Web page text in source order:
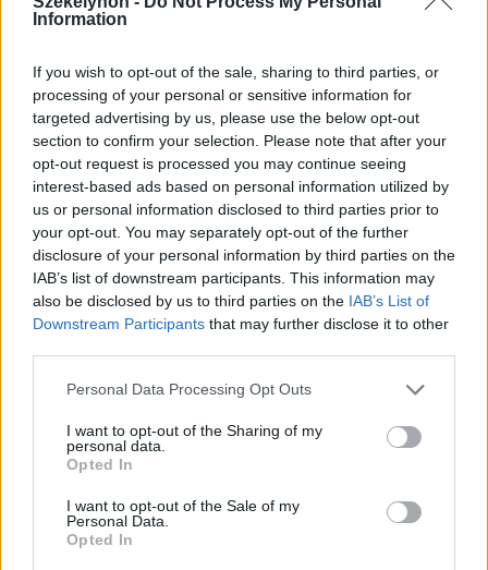
Information
If you wish to opt-out of the sale, sharing to third parties, or
processing of your personal or sensitive information for
targeted advertising by us, please use the below opt-out
section to confirm your selection. Please note that after your
opt-out request is processed you may continue seeing
interest-based ads based on personal information utilized by
us or personal information disclosed to third parties prior to
your opt-out. You may separately opt-out of the further
disclosure of your personal information by third parties on the
IAB’s list of downstream participants. This information may
also be disclosed by us to third parties on the IAB’s List of
Downstream Participants that may further disclose it to other
Personal Data Processing Opt Outs
I want to opt-out of the Sharing of my
personal data.
Opted In
I want to opt-out of the Sale of my
Personal Data.
Opted In
Hasznos
Impresszum
Szerzői jogok
Adatvédelmi tájékoztató
Cookie-kezelési tájékoztató
Hozzászólási szabályzat
Nyomtatott lapjaink archívuma
Székely Hírmondó archívuma
Sütibeállítások